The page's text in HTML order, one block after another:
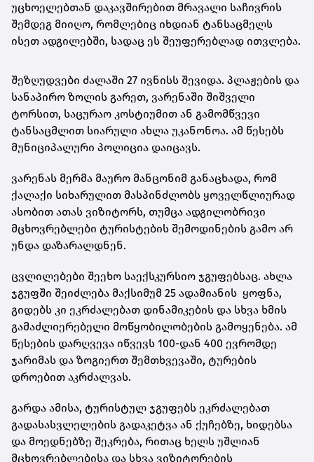
უცხოელებთან დაკავშირებით მრავალი საჩივრის
შემდეგ მიიღო, რომლებიც იხდიან ტანსაცმელს
ისეთ ადგილებში, სადაც ეს შეუფერებლად ითვლება.
შეზღუდვები ძალაში 27 ივნისს შევიდა. პლაჟების და
სანაპირო ზოლის გარეთ, ვარენაში შიშველი
ტორსით, საცურაო კოსტიუმით ან გამომწვევი
ტანსაცმლით სიარული ახლა უკანონოა. ამ წესებს
მუნიციპალური პოლიცია დაიცავს.
ვარენას მერმა მაურო მანცონიმ განაცხადა, რომ
ქალაქი სიხარულით მასპინძლობს ყოველწლიურად
ასობით ათას ვიზიტორს, თუმცა ადგილობრივი
მცხოვრებლები ტურისტების შემოდინების გამო არ
უნდა დაზარალდნენ.
ცვლილებები შეეხო საექსკურსიო ჯგუფებსაც. ახლა
ჯგუფში შეიძლება მაქსიმუმ 25 ადამიანის ყოფნა,
გიდებს კი ეკრძალებათ დინამიკების და სხვა ხმის
გამაძლიერებელი მოწყობილობების გამოყენება. ამ
წესების დარღვევა იწვევს 100-დან 400 ევრომდე
ჯარიმას და ზოგიერთ შემთხვევაში, ტურების
დროებით აკრძალვას.
გარდა ამისა, ტურისტულ ჯგუფებს ეკრძალებათ
გადასასვლელების გადაკეტვა ან ქუჩებზე, ხიდებსა
და მოედნებზე შეკრება, რითაც ხელს უშლიან
მცხოვრებლებისა და სხვა ვიზიტორების